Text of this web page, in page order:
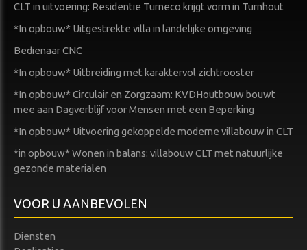
CLT in uitvoering: Residentie Turneco krijgt vorm in Turnhout
*In opbouw* Uitgestrekte villa in landelijke omgeving
Bedienaar CNC
*In opbouw* Uitbreiding met karaktervol zichtrooster
*In opbouw* Circulair en Zorgzaam: KVDHoutbouw bouwt
mee aan Dagverblijf voor Mensen met een Beperking
*In opbouw* Uitvoering gekoppelde moderne villabouw in CLT
*in opbouw* Wonen in balans: villabouw CLT met natuurlijke
gezonde materialen
VOOR U AANBEVOLEN
Diensten